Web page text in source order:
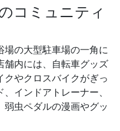
コミュニティ
の大型駐車場の一角に
舗内には、自転車グッズ
やクロスバイクがぎっ
インドアトレーナー、
虫ペダルの漫画やグッ